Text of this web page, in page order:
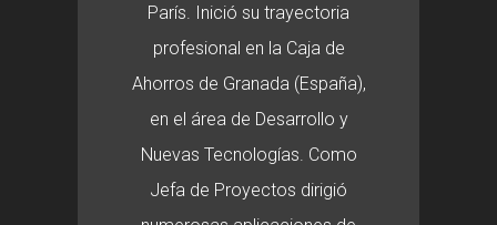
París. Inició su trayectoria
profesional en la Caja de
Ahorros de Granada (España),
en el área de Desarrollo y
Nuevas Tecnologías. Como
Jefa de Proyectos dirigió